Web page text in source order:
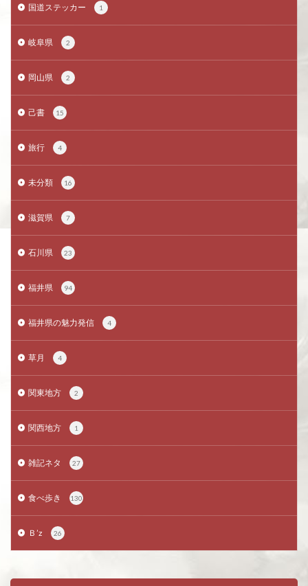
国道ステッカー 1
岐阜県 2
岡山県 2
己書 15
旅行 4
未分類 16
滋賀県 7
石川県 23
福井県 94
福井県の魅力発信 4
草月 4
関東地方 2
関西地方 1
雑記ネタ 27
食べ歩き 130
Ｂ’z 26